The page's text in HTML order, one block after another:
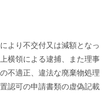
より不交付又は減額となっ
横領による逮捕、また理事
不適正、違法な廃棄物処理
認可の申請書類の虚偽記載